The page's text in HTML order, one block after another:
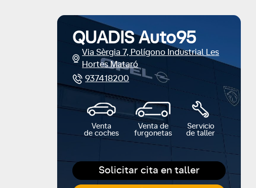
Solicitar cita en taller
QUADIS Auto95
Via Sèrgia 7, Polígono Industrial Les
Hortes Mataró
937418200
Venta
de coches
Venta de
furgonetas
Servicio
de taller